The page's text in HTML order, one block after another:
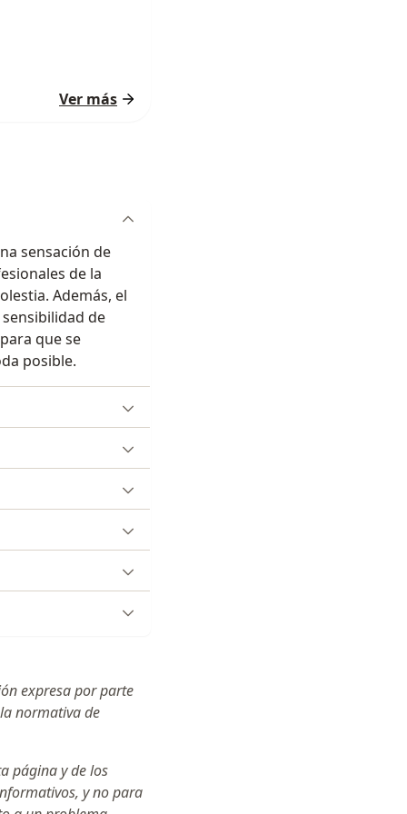
Ver más
sensación de
de la
Además, el
de
que se
posible.
expresa por parte
normativa de
página y de los
y no para